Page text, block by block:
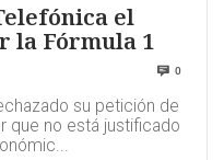
el
la Fórmula 1
0
su petición de
que no está justificado